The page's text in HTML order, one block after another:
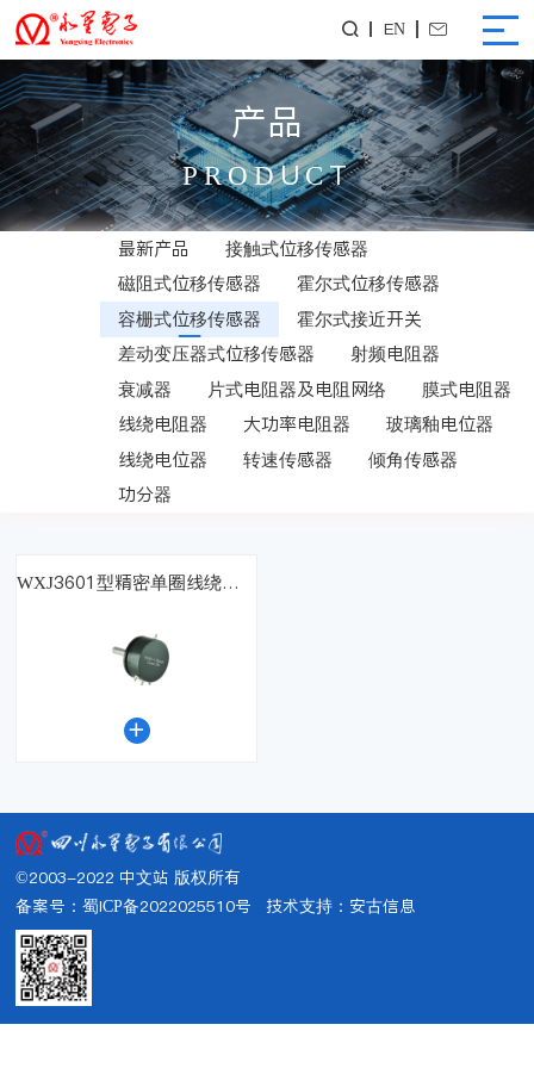
 EN 
产品
PRODUCT
最新产品
接触式位移传感器
磁阻式位移传感器
霍尔式位移传感器
容栅式位移传感器
霍尔式接近开关
差动变压器式位移传感器
射频电阻器
衰减器
片式电阻器及电阻网络
膜式电阻器
线绕电阻器
大功率电阻器
玻璃釉电位器
线绕电位器
转速传感器
倾角传感器
功分器
WXJ3601型精密单圈线绕电位器

©2003-2022 中文站 版权所有
备案号：蜀ICP备2022025510号 技术支持： 安古信息